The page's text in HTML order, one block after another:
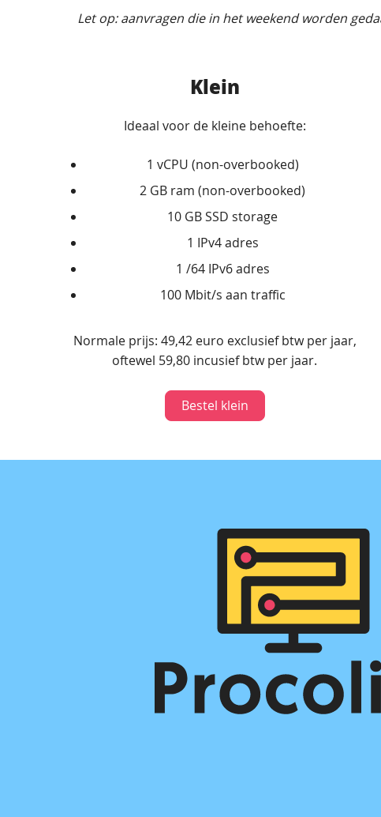
Let op: aanvragen die in het weekend worden
Klein
Ideaal voor de kleine behoefte:
1 vCPU (non-overbooked)
2 GB ram (non-overbooked)
10 GB SSD storage
1 IPv4 adres
1 /64 IPv6 adres
100 Mbit/s aan traffic
Normale prijs: 49,42 euro exclusief btw per jaar,
oftewel 59,80 incusief btw per jaar.
Bestel klein